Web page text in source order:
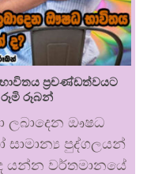
ප්‍රචණ්ඩත්වයට
රූමි රූබන්
ලබාදෙන ඖෂධ
පුද්ගලයන්
යන්න වර්තමානයේ